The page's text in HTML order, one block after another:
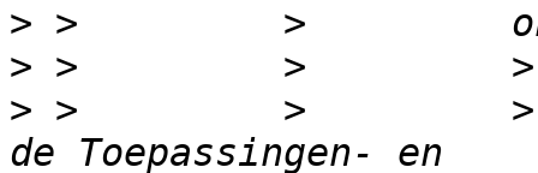
>
>
> >         >         >